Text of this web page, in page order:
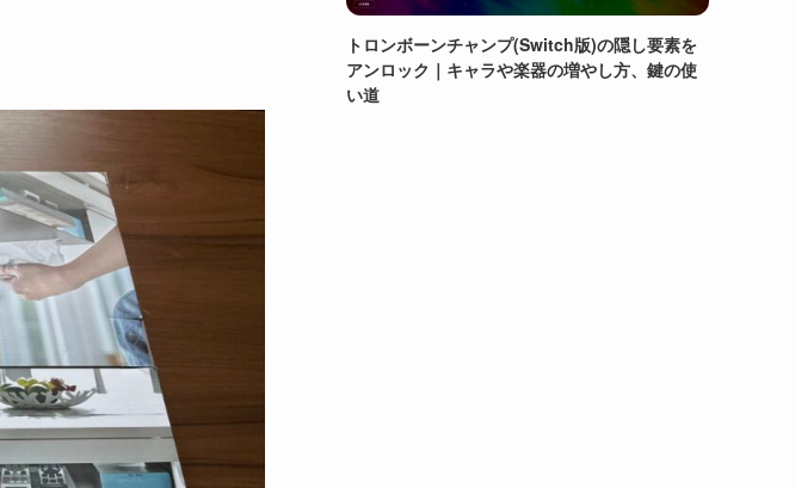
トロンボーンチャンプ(Switch版)の隠し要素を
アンロック｜キャラや楽器の増やし方、鍵の使
い道